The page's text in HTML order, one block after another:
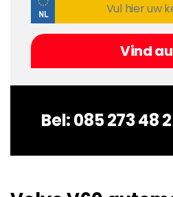
Bel:085 273 48